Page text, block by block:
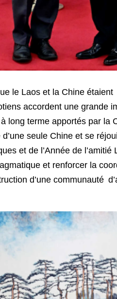
le Laos et la Chine
accordent une grande
long terme apportés par
seule Chine et se
et de l’Année de
et renforcer la
d’une communauté